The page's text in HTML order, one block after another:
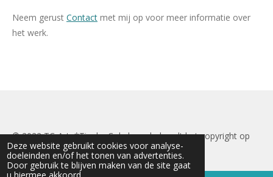
Deze website gebruikt cookies voor analyse-
doeleinden en/of het tonen van advertenties.
Door gebruik te blijven maken van de site gaat
Neem gerust Contact met mij op voor meer informatie over
het werk.
© 2022 TC-Art*Tineke Cokelaere behoudt het copyright op
alle afbeeldingen